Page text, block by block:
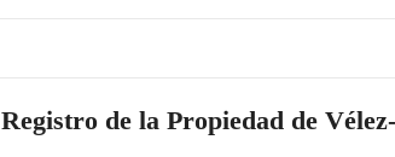
Registro de la Propiedad de